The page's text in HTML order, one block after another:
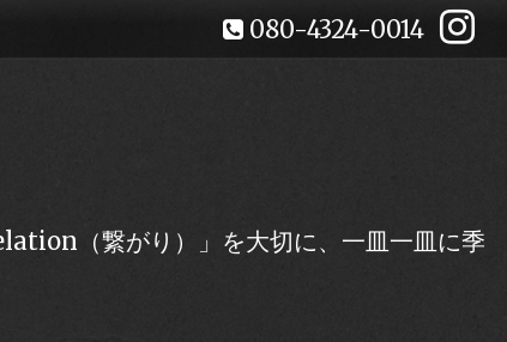
080-4324-0014
（繋がり）」を大切に、一皿一皿に季